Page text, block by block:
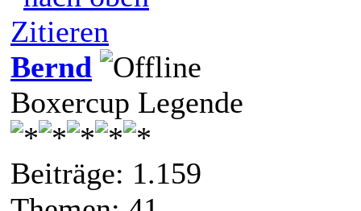
Zitieren
Bernd
Boxercup Legende
Beiträge: 1.159